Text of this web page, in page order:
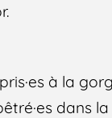
à la
dans